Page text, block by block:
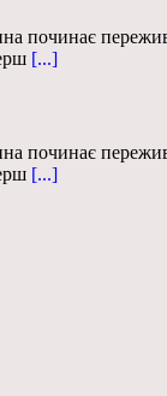
починає
[...]
починає
[...]